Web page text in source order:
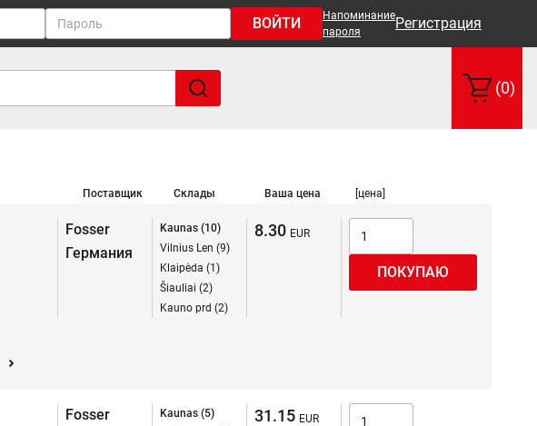
ВОЙТИ
Напоминание
пароля
Регистрация
(0)
Поставщик Склады Ваша цена [цена]
Fosser
Германия
Kaunas (10)
Vilnius Len (9)
Klaipėda (1)
Šiauliai (2)
Kauno prd (2)
8.30
Fosser
Kaunas (5)
31.15